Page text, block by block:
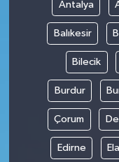
Antalya
Balıkesir
Bilecik
Burdur
Çorum
Edirne